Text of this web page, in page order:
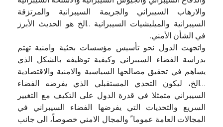
والارهاب السيبراني والجريمة السيبرانية والمرتزقة
السيبرانية والميليشيات السيبرانية ..الخ هو الحديث الأبرز
في الشأن الأمني.
واتجهت الدول نحو تأسيس مؤسسات بحثية وامنية تهتم
بدراسة الفضاء السيبراني وكيفية توظيفه بالشكل الذي
يساهم في تحقيق مصالحها السياسية والامنية والاقتصادية
…الخ، ليكون التحدي المستقبلي الذي يفرضه الفضاء
السيبراني متمثلا في قدرة الدول على التكيف مع التغيير
السريع والتحديات التي يفرضها الفضاء السيبراني في
المجالات العامة عموما ً والمجال الامني خصوصاً، الى جانب